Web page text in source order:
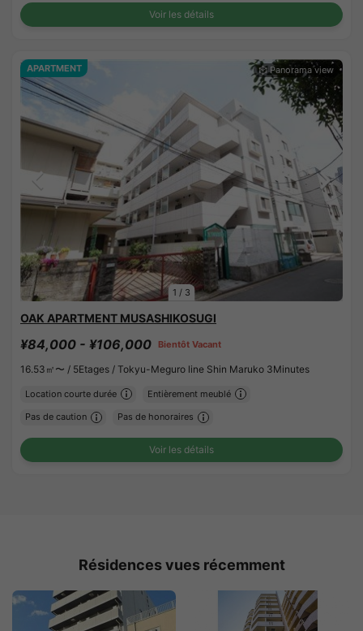
Voir les détails
1 / 3
APARTMENT
OAK APARTMENT MUSASHIKOSUGI
¥84,000 - ¥106,000 Bientôt Vacant
16.53㎡〜 / 5Etages / Tokyu-Meguro line Shin Maruko 3Minutes
Location courte durée Entièrement meublé
Pas de caution Pas de honoraires
Voir les détails
Résidences vues récemment